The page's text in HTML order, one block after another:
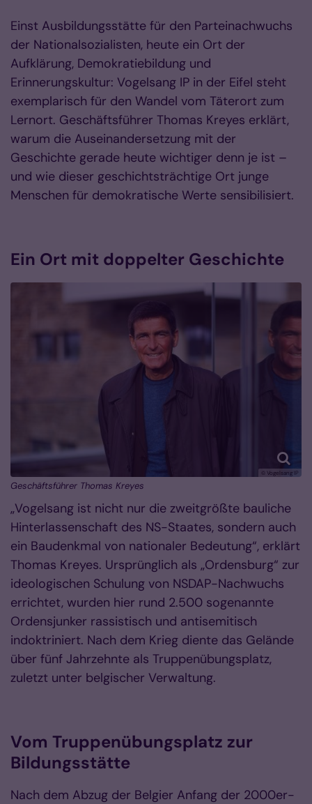
Einst Ausbildungsstätte für den Parteinachwuchs
der Nationalsozialisten, heute ein Ort der
Aufklärung, Demokratiebildung und
Erinnerungskultur: Vogelsang IP in der Eifel steht
exemplarisch für den Wandel vom Täterort zum
Lernort. Geschäftsführer Thomas Kreyes erklärt,
warum die Auseinandersetzung mit der
Geschichte gerade heute wichtiger denn je ist –
und wie dieser geschichtsträchtige Ort junge
Menschen für demokratische Werte sensibilisiert.
Ein Ort mit doppelter Geschichte
© Vogelsang IP
Geschäftsführer Thomas Kreyes
„Vogelsang ist nicht nur die zweitgrößte bauliche
Hinterlassenschaft des NS-Staates, sondern auch
ein Baudenkmal von nationaler Bedeutung“, erklärt
Thomas Kreyes. Ursprünglich als „Ordensburg“ zur
ideologischen Schulung von NSDAP-Nachwuchs
errichtet, wurden hier rund 2.500 sogenannte
Ordensjunker rassistisch und antisemitisch
indoktriniert. Nach dem Krieg diente das Gelände
über fünf Jahrzehnte als Truppenübungsplatz,
zuletzt unter belgischer Verwaltung.
Vom Truppenübungsplatz zur
Bildungsstätte
Nach dem Abzug der Belgier Anfang der 2000er-